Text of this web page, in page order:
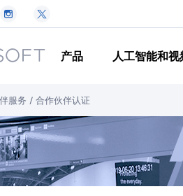
产品 人工智能和视
服务 / 合作伙伴认证